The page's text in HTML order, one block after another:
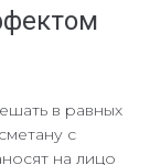
в равных
с
на лицо